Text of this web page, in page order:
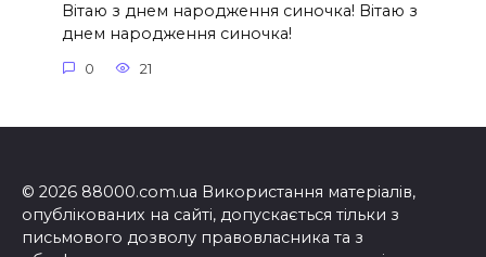
Вітаю з днем народження синочка! Вітаю з
днем народження синочка!
0 21
© 2026 88000.com.ua Використання матеріалів,
опублікованих на сайті, допускається тільки з
письмового дозволу правовласника та з